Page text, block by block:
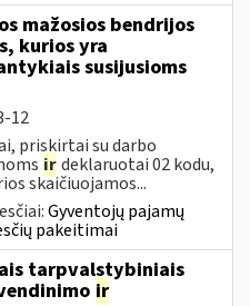
mažosios bendrijos
kurios yra
susijusioms
12
priskirtai su darbo
irdeklaruotai 02 kodu,
skaičiuojamos...
Gyventojų pajamų
pakeitimai
tarpvalstybiniais
ir